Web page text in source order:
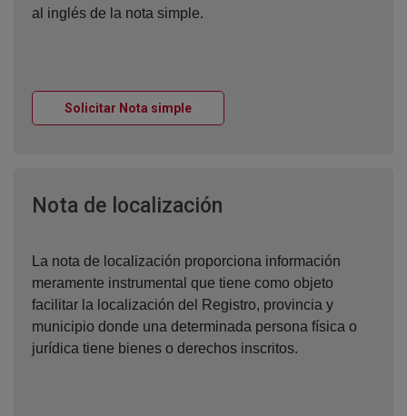
al inglés de la nota simple.
Solicitar Nota simpleVentana nueva
Nota de localización
La nota de localización proporciona información
meramente instrumental que tiene como objeto
facilitar la localización del Registro, provincia y
municipio donde una determinada persona física o
jurídica tiene bienes o derechos inscritos.